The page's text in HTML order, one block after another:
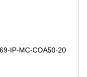
IP-MC-COA50-20